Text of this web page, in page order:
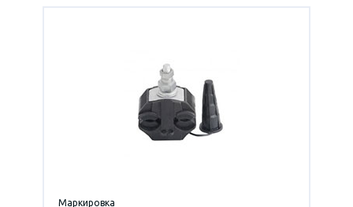
Маркировка